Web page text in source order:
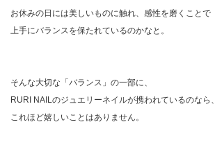
お休みの日には美しいものに触れ、感性を磨くことで
上手にバランスを保たれているのかなと。
そんな大切な「バランス」の一部に、
RURI NAILのジュエリーネイルが携われているのなら、
これほど嬉しいことはありません。